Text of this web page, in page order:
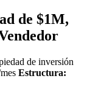
de $1M,
de inversión
Estructura: